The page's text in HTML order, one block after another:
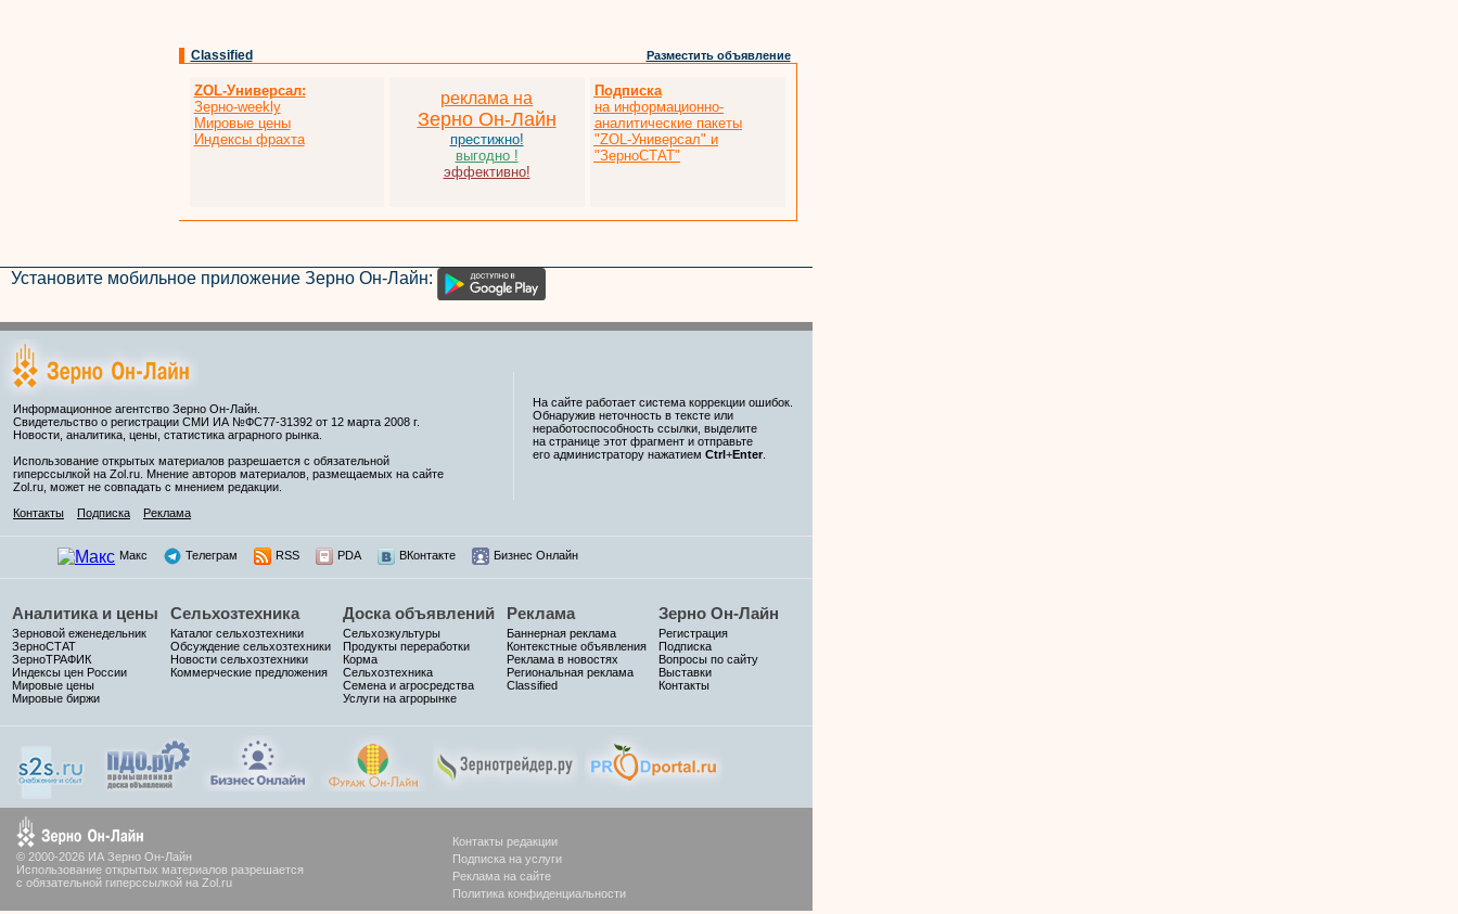
Classified Разместить объявление
ZOL-Универсал:
Зерно-weekly
Мировые цены
Индексы фрахта
реклама на
Зерно Он-Лайн
престижно!
выгодно !
эффективно!
Подписка
на информационно-
аналитические пакеты
"ZOL-Универсал" и
"ЗерноСТАТ"
Установите мобильное приложение Зерно Он-Лайн:
Информационное агентство Зерно Он-Лайн.
Свидетельство о регистрации СМИ ИА №ФС77-31392 от 12 марта 2008 г.
Новости, аналитика, цены, статистика аграрного рынка.
Использование открытых материалов разрешается с обязательной
гиперссылкой на Zol.ru. Мнение авторов материалов, размещаемых на сайте
Zol.ru, может не совпадать с мнением редакции.
Контакты
Подписка Реклама
На сайте работает система коррекции ошибок.
Обнаружив неточность в тексте или
неработоспособность ссылки, выделите
на странице этот фрагмент и отправьте
его администратору нажатием Ctrl+Enter
Макс Телеграм RSS PDA ВКонтакте Бизнес Онлайн
Аналитика и цены
Зерновой еженедельник
ЗерноСТАТ
ЗерноТРАФИК
Индексы цен России
Мировые цены
Мировые биржи
Сельхозтехника
Каталог сельхозтехники
Обсуждение сельхозтехники
Новости сельхозтехники
Коммерческие предложения
Доска объявлений
Сельхозкультуры
Продукты переработки
Корма
Сельхозтехника
Семена и агросредства
Услуги на агрорынке
Реклама
Баннерная реклама
Контекстные объявления
Реклама в новостях
Региональная реклама
Classified
Зерно Он-Лайн
Регистрация
Подписка
Вопросы по сайту
Выставки
Контакты
© 2000-2026 ИА Зерно Он-Лайн
Использование открытых материалов разрешается
с обязательной гиперссылкой на Zol.ru
Контакты редакции
Подписка на услуги
Реклама на сайте
Политика конфиденциальности